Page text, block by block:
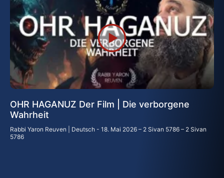
OHR HAGANUZ Der Film | Die verborgene
Wahrheit
Rabbi Yaron Reuven | Deutsch
18. Mai 2026 – 2 Sivan 5786 – 2 Sivan
5786